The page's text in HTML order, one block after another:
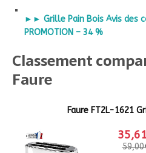
►► Grille Pain Bois Avis des
PROMOTION – 34 %
Classement
Faure
Faure FT2L-1621